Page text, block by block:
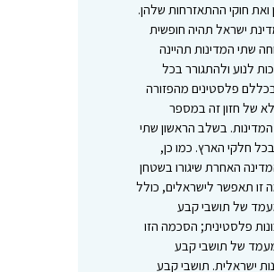
חוקי ההתאזרחות שלהן.
ישראל תהיה חופשית
4. החזון הארץ הפתוחה שתי המדינות תהיינה
לנוע ולהתגורר בכל
פלסטינים מהפזורה
של חזון זה במספר
בשלב הראשון שתי
חלקי הארץ. כמו כן,
האחרת שיגורו בשטחן
זו תאפשר לישראלים, כולל
של תושבי קבע
פלסטינית; הסכמה הזו
של תושבי קבע
ישראלית. תושבי קבע